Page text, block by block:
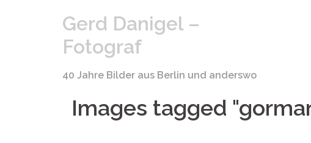
Gerd Danigel –
Fotograf
40 Jahre Bilder aus Berlin und anderswo
Images tagged